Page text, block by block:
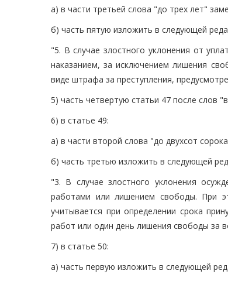
а) в части третьей слова "до трех лет"
б) часть пятую изложить в следующей
"5. В случае злостного уклонения от
наказанием, за исключением лишения
виде штрафа за преступления,
5) часть четвертую статьи 47 после слов
6) в статье 49:
а) в части второй слова "до двухсот
б) часть третью изложить в следующей
"3. В случае злостного уклонения
работами или лишением свободы. При
учитывается при определении срока
работ или один день лишения свободы за
7) в статье 50:
а) часть первую изложить в следующей